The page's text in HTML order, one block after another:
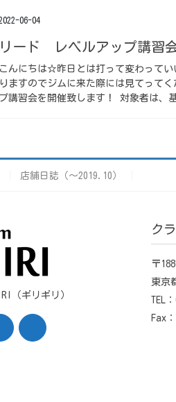
06-04
リード レベルアップ講習
こんにちは☆昨日とは打って変わってい
りますのでジムに来た際には見てって
プ講習会を開催致します！ 対象者は
店舗日誌（〜2019.10）
（ギリギリ）
ク
〒
東京
TEL
Fax